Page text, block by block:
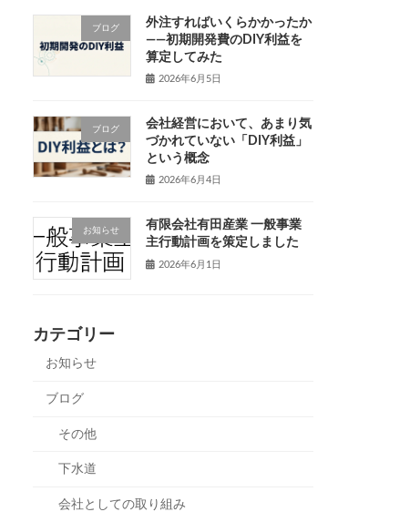
ブログ
外注すればいくらかかったか
——初期開発費のDIY利益を
算定してみた
2026年6月5日
ブログ
会社経営において、あまり気
づかれていない「DIY利益」
という概念
2026年6月4日
お知らせ
有限会社有田産業 一般事業
主行動計画を策定しました
2026年6月1日
カテゴリー
お知らせ
ブログ
その他
下水道
会社としての取り組み